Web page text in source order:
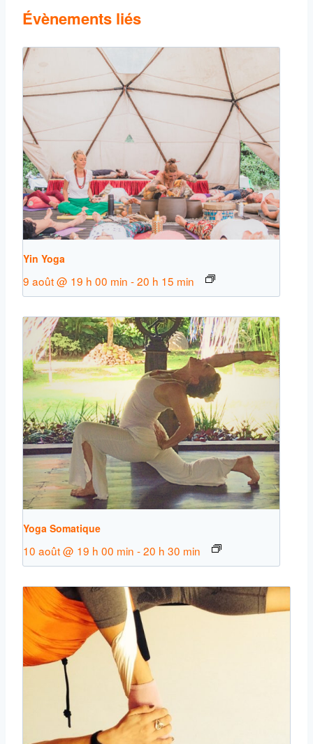
Évènements liés
Yin Yoga
9 août @ 19 h 00 min -20 h 15 min
Yoga Somatique
10 août @ 19 h 00 min -20 h 30 min